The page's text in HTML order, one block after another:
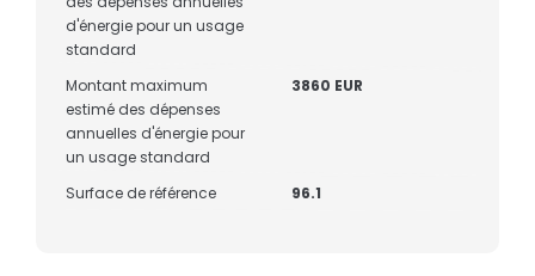
d'énergie pour un usage
standard
Montant maximum
estimé des dépenses
annuelles d'énergie pour
un usage standard
3860 EUR
Surface de référence 96.1